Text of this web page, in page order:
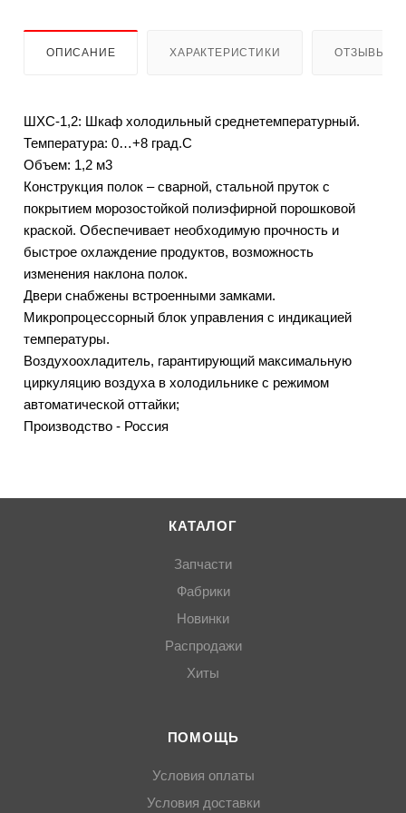
ОПИСАНИЕ ХАРАКТЕРИСТИКИ ОТЗЫВЫ
ШХС-1,2: Шкаф холодильный среднетемпературный.
Температура: 0…+8 град.С
Объем: 1,2 м3
Конструкция полок – сварной, стальной пруток с
покрытием морозостойкой полиэфирной порошковой
краской. Обеспечивает необходимую прочность и
быстрое охлаждение продуктов, возможность
изменения наклона полок.
Двери снабжены встроенными замками.
Микропроцессорный блок управления с индикацией
температуры.
Воздухоохладитель, гарантирующий максимальную
циркуляцию воздуха в холодильнике с режимом
автоматической оттайки;
Производство - Россия
КАТАЛОГ
Запчасти
Фабрики
Новинки
Распродажи
Хиты
ПОМОЩЬ
Условия оплаты
Условия доставки